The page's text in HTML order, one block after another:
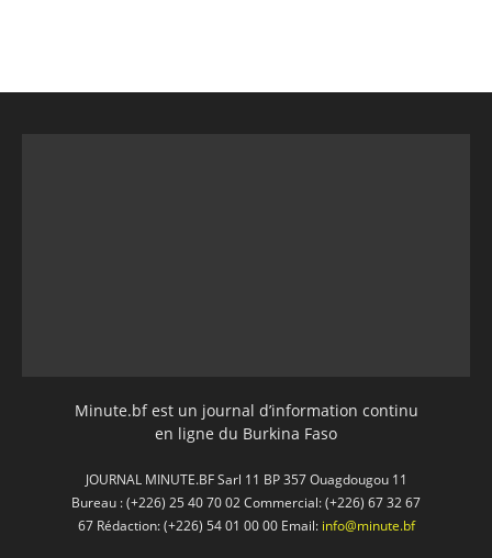
Minute.bf est un journal d’information continu
en ligne du Burkina Faso
JOURNAL MINUTE.BF Sarl 11 BP 357 Ouagdougou 11
Bureau : (+226) 25 40 70 02 Commercial: (+226) 67 32 67
67 Rédaction: (+226) 54 01 00 00 Email: info@minute.bf